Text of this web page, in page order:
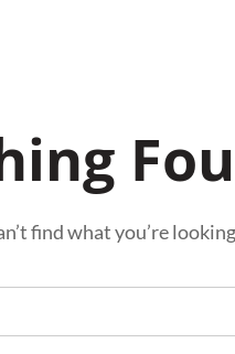
find what you’re